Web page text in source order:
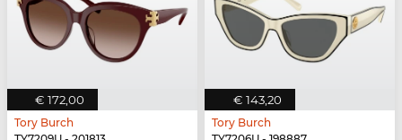
€ 172,00
Tory Burch
€ 143,20
Tory Burch